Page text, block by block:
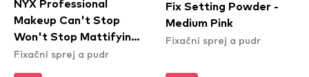
NYX Professional
Makeup Can't Stop
Won't Stop Mattifying
Powder - Bright Peach
Fixační sprej a pudr
Fix Setting Powder -
Medium Pink
Fixační sprej a pudr